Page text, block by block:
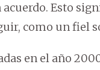
acuerdo. Esto
como un fiel
en el año